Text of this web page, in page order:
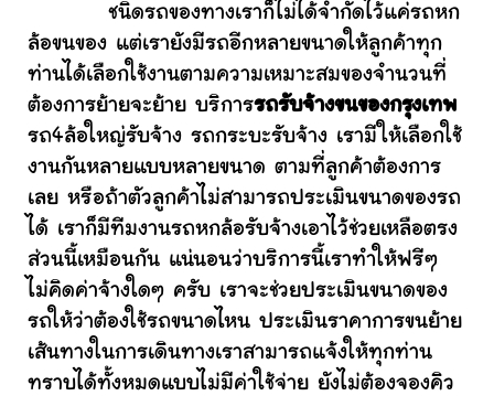
ชนิดรถของทางเราก็ไม่ได้จำกัดไว้แค่รถหก
ล้อขนของ แต่เรายังมีรถอีกหลายขนาดให้ลูกค้าทุก
ท่านได้เลือกใช้งานตามความเหมาะสมของจำนวนที่
ต้องการย้ายจะย้าย บริการรถรับจ้างขนของกรุงเทพ
รถ4ล้อใหญ่รับจ้าง รถกระบะรับจ้าง เรามีให้เลือกใช้
งานกันหลายแบบหลายขนาด ตามที่ลูกค้าต้องการ
เลย หรือถ้าตัวลูกค้าไม่สามารถประเมินขนาดของรถ
ได้ เราก็มีทีมงานรถหกล้อรับจ้างเอาไว้ช่วยเหลือตรง
ส่วนนี้เหมือนกัน แน่นอนว่าบริการนี้เราทำให้ฟรีๆ
ไม่คิดค่าจ้างใดๆ ครับ เราจะช่วยประเมินขนาดของ
รถให้ว่าต้องใช้รถขนาดไหน ประเมินราคาการขนย้าย
เส้นทางในการเดินทางเราสามารถแจ้งให้ทุกท่าน
ทราบได้ทั้งหมดแบบไม่มีค่าใช้จ่าย ยังไม่ต้องจองคิว